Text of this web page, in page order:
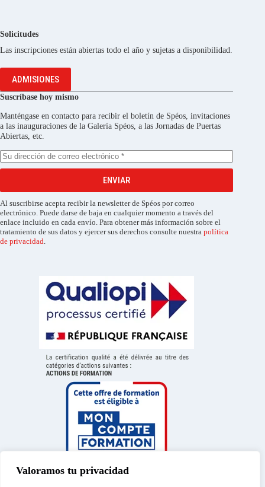
Valoramos tu privacidad
Solicitudes
Las inscripciones están abiertas todo el año y sujetas a disponibilidad.
ADMISIONES
Suscríbase hoy mismo
Manténgase en contacto para recibir el boletín de Spéos, invitaciones
a las inauguraciones de la Galería Spéos, a las Jornadas de Puertas
Abiertas, etc.
ENVIAR
Al suscribirse acepta recibir la newsletter de Spéos por correo
electrónico. Puede darse de baja en cualquier momento a través del
enlace incluido en cada envío. Para obtener más información sobre el
tratamiento de sus datos y ejercer sus derechos consulte nuestra política
de privacidad.